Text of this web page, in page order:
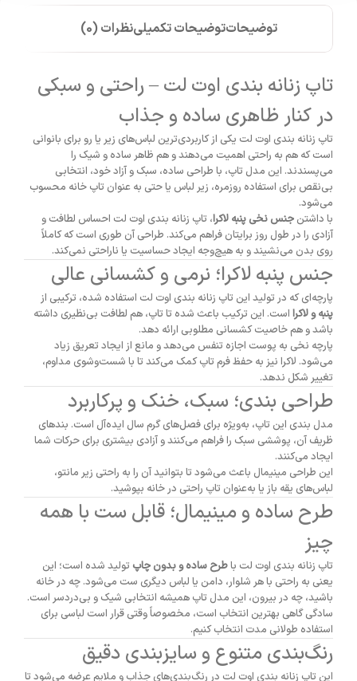
توضیحاتتوضیحات تکمیلینظرات (0)
تاپ زنانه بندی اوت لت – راحتی و سبکی
در کنار ظاهری ساده و جذاب
تاپ زنانه بندی اوت لت یکی از کاربردی‌ترین لباس‌های زیر یا رو برای بانوانی
است که هم به راحتی اهمیت می‌دهند و هم ظاهر ساده و شیک را
می‌پسندند. این مدل تاپ، با طراحی ساده، سبک و آزاد خود، انتخابی
بی‌نقص برای استفاده روزمره، زیر لباس یا حتی به عنوان تاپ خانه محسوب
می‌شود.
با داشتن جنس نخی پنبه لاکرا، تاپ زنانه بندی اوت لت احساس لطافت و
آزادی را در طول روز برایتان فراهم می‌کند. طراحی آن طوری است که کاملاً
روی بدن می‌نشیند و به هیچ‌وجه ایجاد حساسیت یا ناراحتی نمی‌کند.
جنس پنبه لاکرا؛ نرمی و کشسانی عالی
پارچه‌ای که در تولید این تاپ زنانه بندی اوت لت استفاده شده، ترکیبی از
پنبه و لاکرا است. این ترکیب باعث شده تا تاپ، هم لطافت بی‌نظیری داشته
باشد و هم خاصیت کشسانی مطلوبی ارائه دهد.
پارچه نخی به پوست اجازه تنفس می‌دهد و مانع از ایجاد تعریق زیاد
می‌شود. لاکرا نیز به حفظ فرم تاپ کمک می‌کند تا با شست‌وشوی مداوم،
تغییر شکل ندهد.
طراحی بندی؛ سبک، خنک و پرکاربرد
مدل بندی این تاپ، به‌ویژه برای فصل‌های گرم سال ایده‌آل است. بندهای
ظریف آن، پوششی سبک را فراهم می‌کنند و آزادی بیشتری برای حرکات شما
ایجاد می‌کنند.
این طراحی مینیمال باعث می‌شود تا بتوانید آن را به راحتی زیر مانتو،
لباس‌های یقه باز یا به‌عنوان تاپ راحتی در خانه بپوشید.
طرح ساده و مینیمال؛ قابل ست با همه
چیز
تاپ زنانه بندی اوت لت باطرح ساده و بدون چاپ تولید شده است؛ این
یعنی به راحتی با هر شلوار، دامن یا لباس دیگری ست می‌شود. چه در خانه
باشید، چه در بیرون، این مدل تاپ همیشه انتخابی شیک و بی‌دردسر است.
سادگی گاهی بهترین انتخاب است، مخصوصاً وقتی قرار است لباسی برای
استفاده طولانی مدت انتخاب کنیم.
رنگ‌بندی متنوع و سایزبندی دقیق
این تاپ زنانه بندی اوت لت در رنگ‌بندی‌های جذاب و ملایم عرضه می‌شود تا